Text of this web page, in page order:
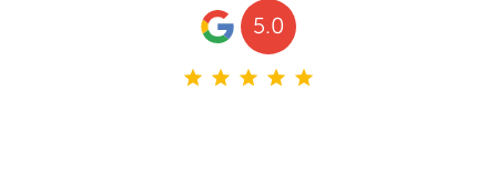
5.0
star star star star star